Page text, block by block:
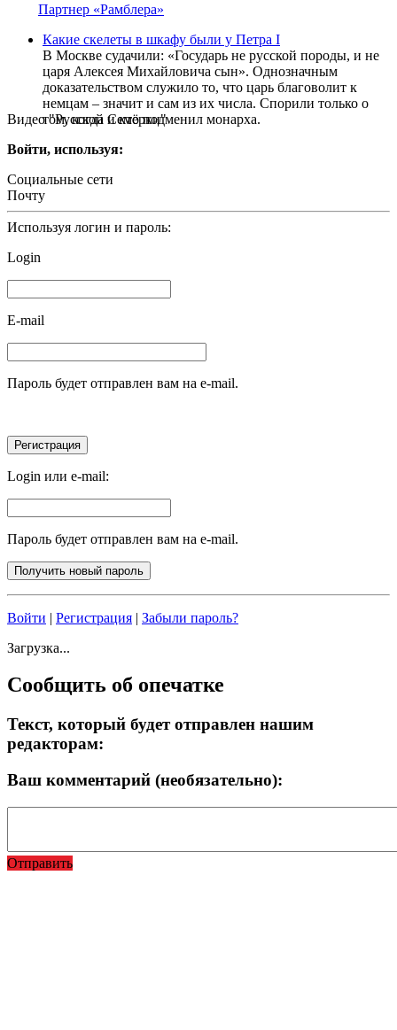
Видео "Русской Семёрки"
Партнер «Рамблера»
Какие скелеты в шкафу были у Петра I
В Москве судачили: «Государь не русской породы, и не
царя Алексея Михайловича сын». Однозначным
доказательством служило то, что царь благоволит к
немцам – значит и сам из их числа. Спорили только о
том, когда и кто подменил монарха.
Войти, используя:
Социальные сети
Почту
Используя логин и пароль:
Login
E-mail
Пароль будет отправлен вам на e-mail.
Login или e-mail:
Пароль будет отправлен вам на e-mail.
Войти | Регистрация | Забыли пароль?
Загрузка...
Сообщить об опечатке
Текст, который будет отправлен нашим
редакторам:
Ваш комментарий (необязательно):
Отправить